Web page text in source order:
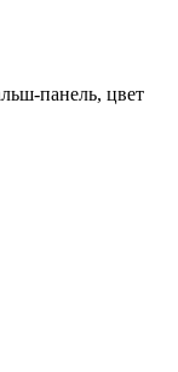
панель, цвет